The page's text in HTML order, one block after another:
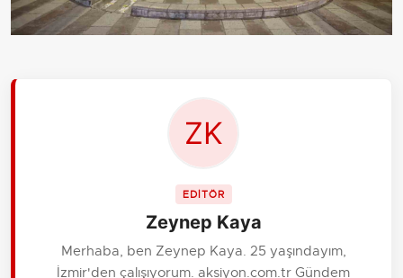
EDİTÖR
Zeynep Kaya
Merhaba, ben Zeynep Kaya. 25 yaşındayım,
İzmir'den çalışıyorum. aksiyon.com.tr Gündem